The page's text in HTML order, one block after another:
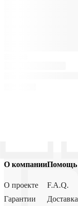
О компании
О проекте
Гарантии
Помощь
F.A.Q.
Доставка